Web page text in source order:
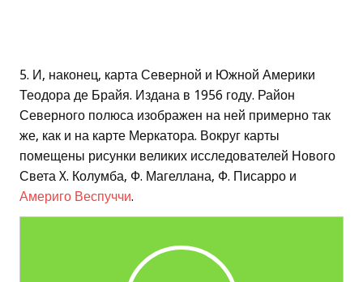
5. И, наконец, карта Северной и Южной Америки
Теодора де Брайя. Издана в 1956 году. Район
Северного полюса изображен на ней примерно так
же, как и на карте Меркатора. Вокруг карты
помещены рисунки великих исследователей Нового
Света X. Колумба, Ф. Магеллана, Ф. Писарро и
Америго Веспуччи.